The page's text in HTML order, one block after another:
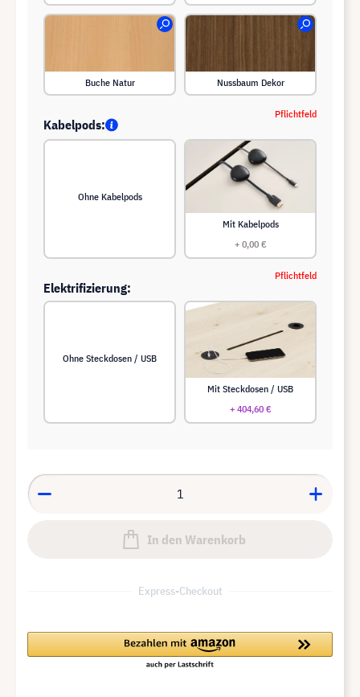
Buche Natur Nussbaum Dekor
Kabelpods:
Ohne Kabelpods
Mit Kabelpods
+ 0,00 €
Pflichtfeld
Elektrifizierung:
Ohne Steckdosen / USB
Mit Steckdosen / USB
+ 404,60 €
Pflichtfeld
In den Warenkorb
Express-Checkout